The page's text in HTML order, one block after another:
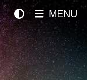
MENU